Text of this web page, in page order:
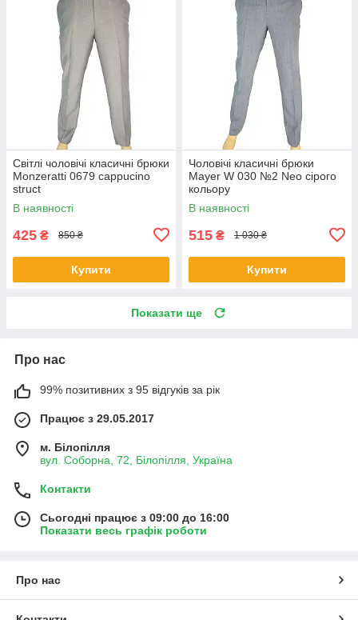
Світлі чоловічі класичні брюки
Monzeratti 0679 cappucino
struct
В наявності
425 ₴ 850 ₴
Купити
Чоловічі класичні брюки
Mayer W 030 №2 Neo сірого
кольору
В наявності
515 ₴ 1 030 ₴
Купити
Показати ще
Про нас
99% позитивних з 95 відгуків за рік
Працює з 29.05.2017
м. Білопілля
вул. Соборна, 72, Білопілля, Україна
Контакти
Сьогодні працює з 09:00 до 16:00
Показати весь графік роботи
Про нас